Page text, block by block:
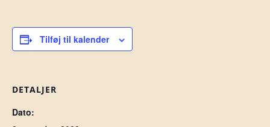
Tilføj til kalender
DETALJER
Dato: